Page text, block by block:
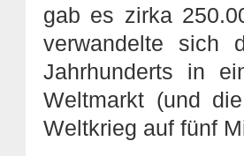
gab es zirka
verwandelte sich
Jahrhunderts in
Weltmarkt (und
Weltkrieg auf fünf